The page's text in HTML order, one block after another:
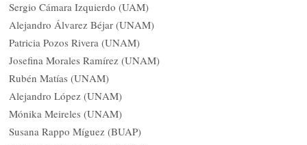
Sergio Cámara Izquierdo (UAM)
Alejandro Álvarez Béjar (UNAM)
Patricia Pozos Rivera (UNAM)
Josefina Morales Ramírez (UNAM)
Rubén Matías (UNAM)
Alejandro López (UNAM)
Mónika Meireles (UNAM)
Susana Rappo Míguez (BUAP)